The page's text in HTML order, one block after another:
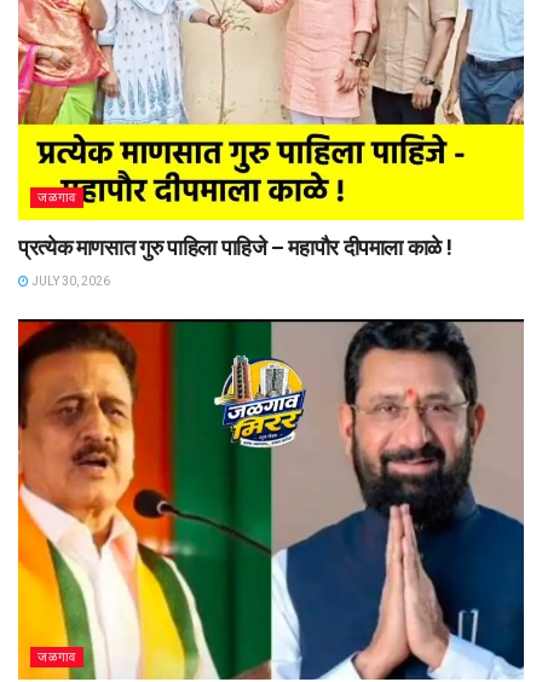
जळगाव
प्रत्येक माणसात गुरु पाहिला पाहिजे – महापौर दीपमाला काळे !
JULY 30, 2026
जळगाव